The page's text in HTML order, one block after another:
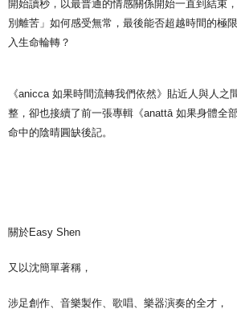
開始讀秒，以最普通的情感關係開始一直到結束
別離苦」如何感受無常，最後能否超越時間的極
入生命輪轉？
《anicca 如果時間流轉我們依然》貼近人與人之
整，卻也接續了前一張專輯《anattā 如果身體全
命中的陰晴圓缺後記。
關於Easy Shen
又以沈簡單著稱，
涉足創作、音樂製作、歌唱、樂器演奏的全才，